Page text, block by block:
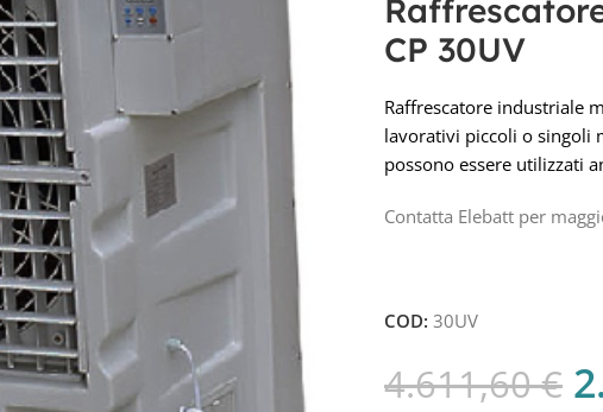
CP 30UV
Raffrescatore industriale
lavorativi piccoli o singoli
possono essere utilizzati
Contatta Elebatt per
COD: 30UV
4.611,60€